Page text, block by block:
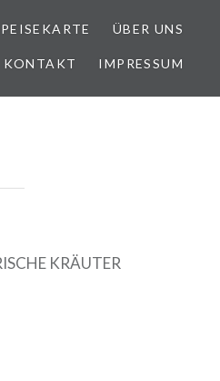
ÜBER UNS
KONTAKT IMPRESSUM
KRÄUTER